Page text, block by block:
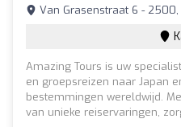
Van Grasenstraat 6 - 2500,
Amazing Tours is uw
en groepsreizen naar Japan
bestemmingen wereldwijd.
van unieke reiservaringen,